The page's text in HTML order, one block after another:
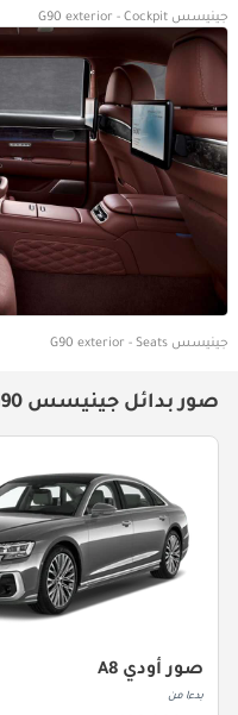
جينيسس G90 exterior - Cockpit
جينيسس G90 exterior - Seats
صور بدائل جينيسس G90
صور أودي A8
بدءا من